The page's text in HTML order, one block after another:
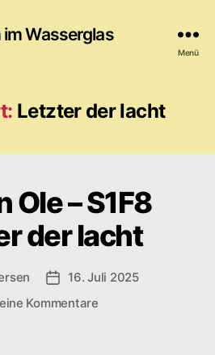
Wasserglas
Menü
Letzter der lacht
Ole – S1F8
der lacht
Veröffentlichungsdatum
16. Juli 2025
Kommentarezu